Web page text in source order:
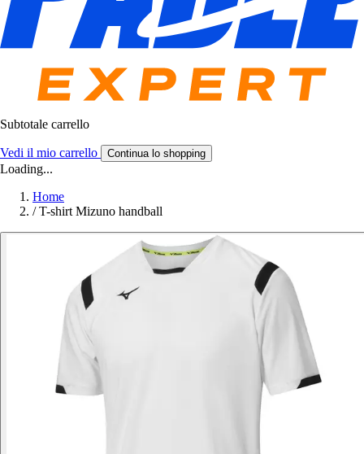
Subtotale carrello
Vedi il mio carrello Continua lo shopping
Loading...
Home
/ T-shirt Mizuno handball